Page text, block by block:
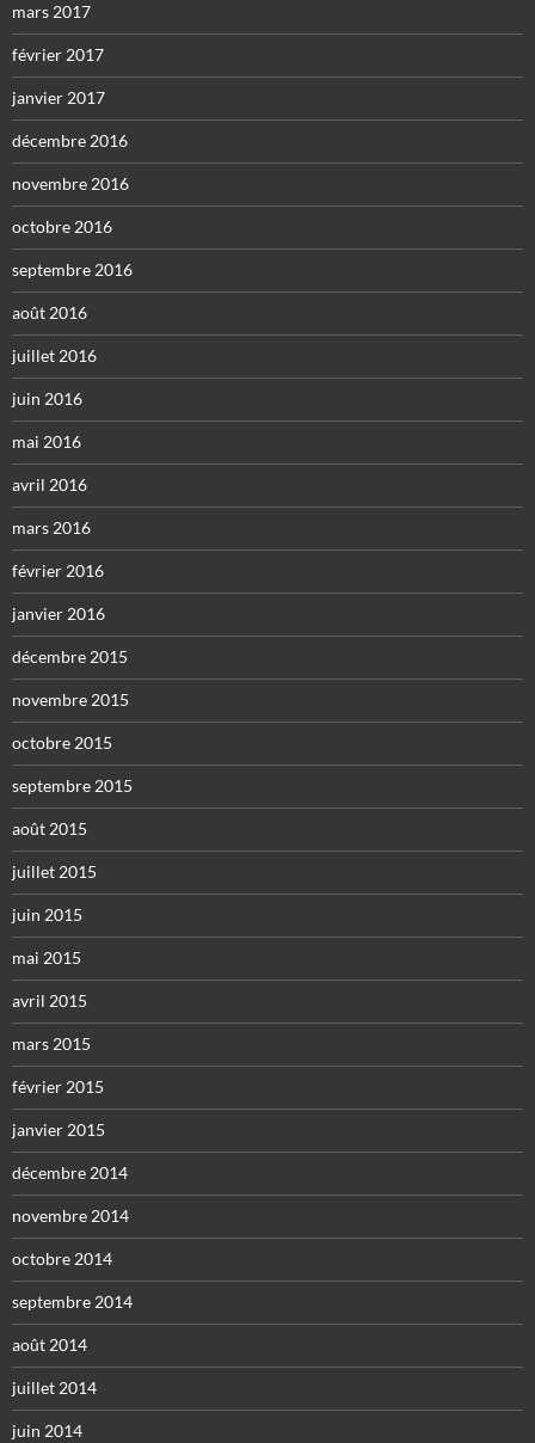
mars 2017
février 2017
janvier 2017
décembre 2016
novembre 2016
octobre 2016
septembre 2016
août 2016
juillet 2016
juin 2016
mai 2016
avril 2016
mars 2016
février 2016
janvier 2016
décembre 2015
novembre 2015
octobre 2015
septembre 2015
août 2015
juillet 2015
juin 2015
mai 2015
avril 2015
mars 2015
février 2015
janvier 2015
décembre 2014
novembre 2014
octobre 2014
septembre 2014
août 2014
juillet 2014
juin 2014